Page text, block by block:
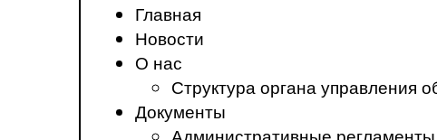
Главная
Новости
О нас
Структура органа управления
Документы
Административные регламенты